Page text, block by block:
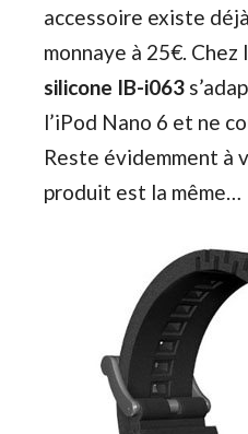
accessoire existe
monnaye à 25€. Chez
silicone IB-i063
l’iPod Nano 6 et ne
Reste évidemment à
produit est la même…